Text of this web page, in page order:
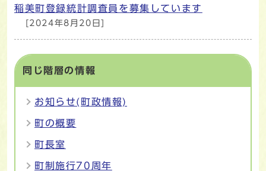
稲美町登録統計調査員を募集しています
[2024年8月20日]
同じ階層の情報
お知らせ(町政情報)
町の概要
町長室
町制施行70周年